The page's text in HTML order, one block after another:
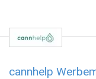
cannhelp